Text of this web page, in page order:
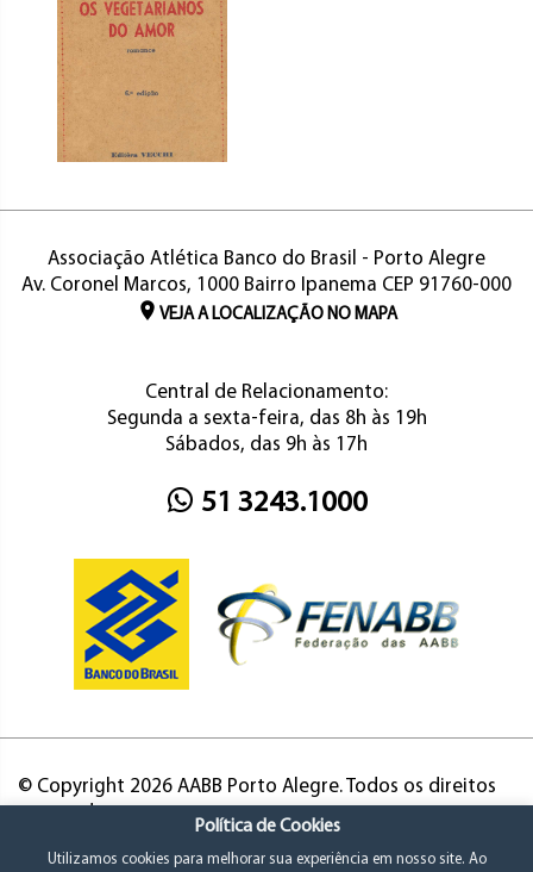
Associação Atlética Banco do Brasil - Porto Alegre
Av. Coronel Marcos, 1000 Bairro Ipanema CEP 91760-000
VEJA A LOCALIZAÇÃO NO MAPA
Central de Relacionamento:
Segunda a sexta-feira, das 8h às 19h
Sábados, das 9h às 17h
51 3243.1000
© Copyright 2026 AABB Porto Alegre. Todos os direitos
Política de Cookies
Utilizamos cookies para melhorar sua experiência em nosso site. Ao